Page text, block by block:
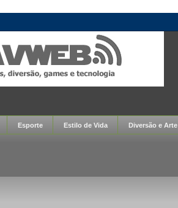
Esporte Estilo de Vida Diversão e Arte